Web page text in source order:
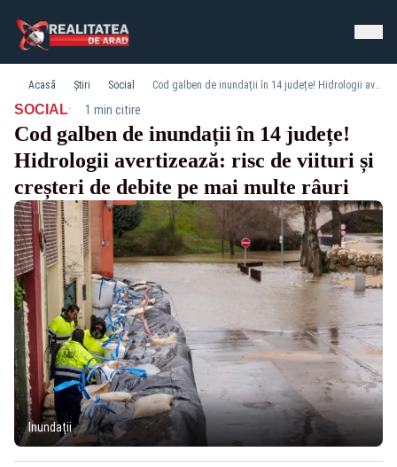
Acasă Știri Social Cod galben de inundații în 14 județe! Hidrologii avertizează: risc de viituri și creșteri de debite pe mai multe râuri
SOCIAL· 1 min citire
Cod galben de inundații în 14 județe!
Hidrologii avertizează: risc de viituri și
creșteri de debite pe mai multe râuri
Inundații